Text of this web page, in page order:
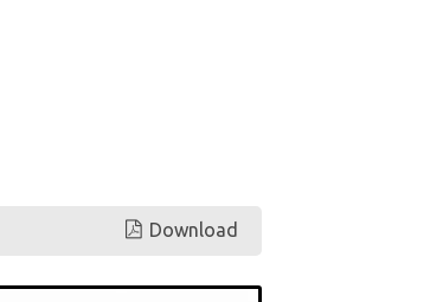
Download